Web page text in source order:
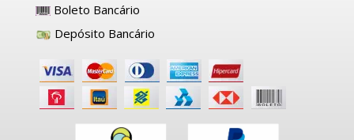
Boleto Bancário
Depósito Bancário